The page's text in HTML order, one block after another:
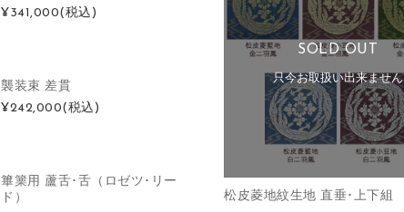
SOLD OUT
只今お取扱い出来ません
松皮菱地紋生地 直垂･上下組
¥341,000(税込)
襲装束 差貫
¥242,000(税込)
篳篥用 蘆舌･舌（ロゼツ･リー
ド）